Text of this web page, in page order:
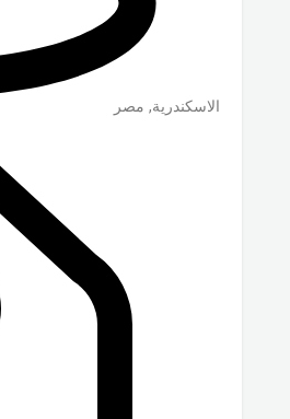
الاسكندرية, مصر